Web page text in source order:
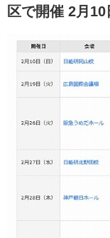
区で開催 2月